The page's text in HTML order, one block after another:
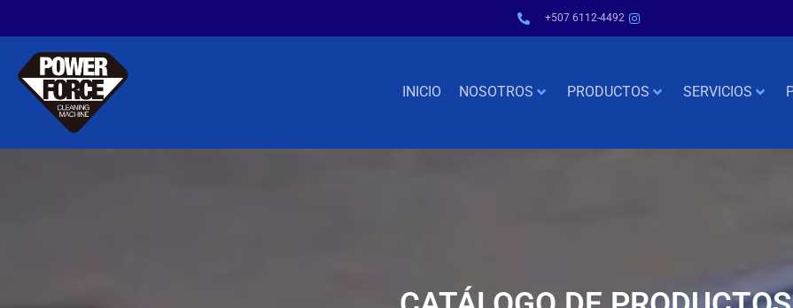
+507 6112-4492
INICIO NOSOTROS PRODUCTOS SERVICIOS